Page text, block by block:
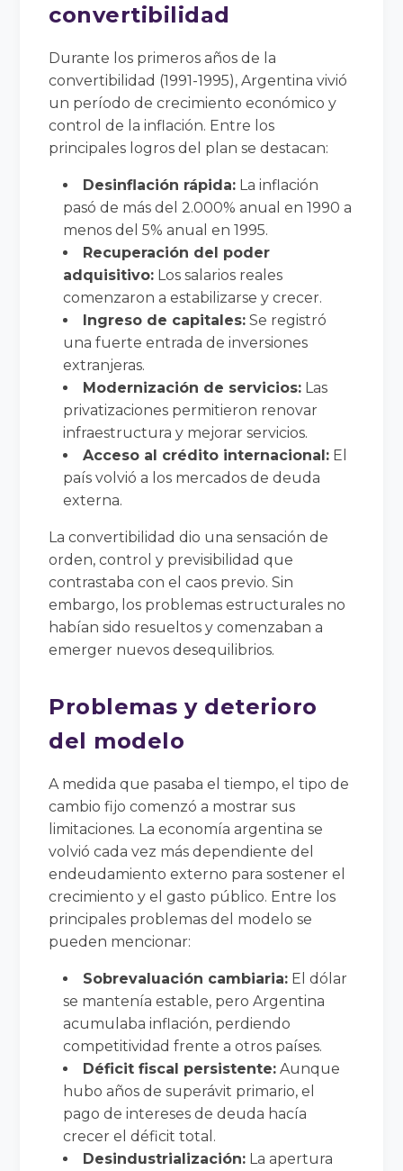
convertibilidad
Durante los primeros años de la
convertibilidad (1991-1995), Argentina vivió
un período de crecimiento económico y
control de la inflación. Entre los
principales logros del plan se destacan:
Desinflación rápida: La inflación
pasó de más del 2.000% anual en 1990 a
menos del 5% anual en 1995.
Recuperación del poder
adquisitivo: Los salarios reales
comenzaron a estabilizarse y crecer.
Ingreso de capitales: Se registró
una fuerte entrada de inversiones
extranjeras.
Modernización de servicios: Las
privatizaciones permitieron renovar
infraestructura y mejorar servicios.
Acceso al crédito internacional: El
país volvió a los mercados de deuda
externa.
La convertibilidad dio una sensación de
orden, control y previsibilidad que
contrastaba con el caos previo. Sin
embargo, los problemas estructurales no
habían sido resueltos y comenzaban a
emerger nuevos desequilibrios.
Problemas y deterioro
del modelo
A medida que pasaba el tiempo, el tipo de
cambio fijo comenzó a mostrar sus
limitaciones. La economía argentina se
volvió cada vez más dependiente del
endeudamiento externo para sostener el
crecimiento y el gasto público. Entre los
principales problemas del modelo se
pueden mencionar:
Sobrevaluación cambiaria: El dólar
se mantenía estable, pero Argentina
acumulaba inflación, perdiendo
competitividad frente a otros países.
Déficit fiscal persistente: Aunque
hubo años de superávit primario, el
pago de intereses de deuda hacía
crecer el déficit total.
Desindustrialización: La apertura